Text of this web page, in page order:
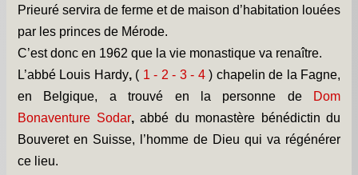
Prieuré servira de ferme et de maison d’habitation louées
par les princes de Mérode.
C’est donc en 1962 que la vie monastique va renaître.
L’abbé Louis Hardy, ( 1 - 2 - 3- 4) chapelin de la Fagne,
en Belgique, a trouvé en la personne de
Dom
Bonaventure Sodar,abbé du monastère bénédictin du
Bouveret en Suisse, l’homme de Dieu qui va régénérer
ce lieu.